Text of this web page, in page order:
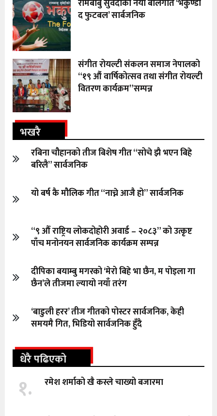
रामबाबु सुवेदीको नया बालगीत ‘भकुण्डो
द फुटबल’ सार्बजनिक
संगीत रोयल्टी संकलन समाज नेपालको
“१९ औं वार्षिकोत्सव तथा संगीत रोयल्टी
वितरण कार्यक्रम”सम्पन्न
भखरै
रबिना चौहानको तीज बिशेष गीत “सोचे झै भएन बिहे
बरिलै” सार्वजनिक
यो बर्ष कै मौलिक गीत “नाच्ने आजै हो” सार्वजनिक
“९ औँ राष्ट्रिय लोकदोहोरी अवार्ड – २०८३” को उत्कृष्ट
पाँच मनोनयन सार्वजनिक कार्यक्रम सम्पन्न
दीपिका बयाम्बु मगरको ‘मेरो बिहे भा छैन, म पोइला गा
छैन’ले तीजमा ल्यायो नयाँ तरंग
‘बाडुली हरर’ तीज गीतको पोस्टर सार्वजनिक, केही
समयमै गित, भिडियो सार्वजनिक हुँदै
धेरै पढिएको
१. रमेश शर्माको खै कस्ले चाख्यो बजारमा